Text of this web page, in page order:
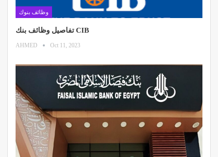
وظائف بنوك
تفاصيل وظائف بنك CIB
AHMED Oct 11, 2023